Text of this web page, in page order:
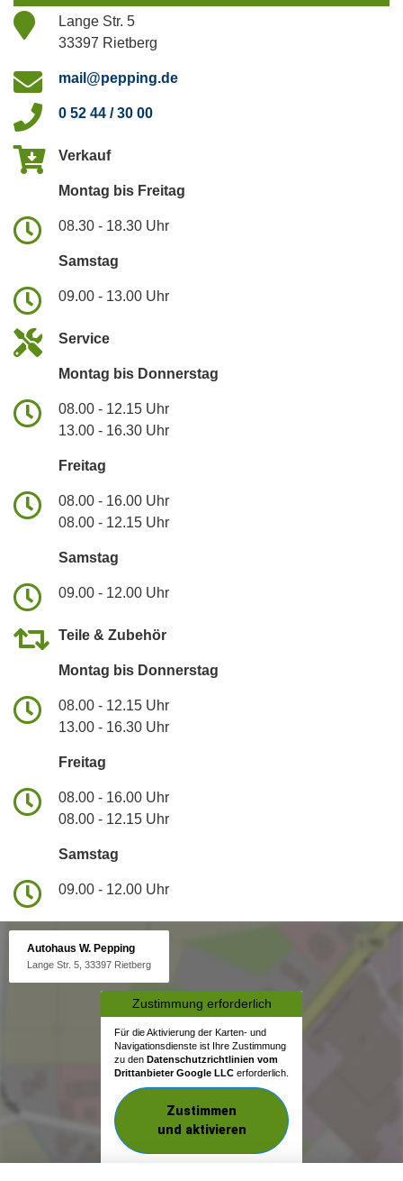
Lange Str. 5
33397 Rietberg
mail@pepping.de
0 52 44 / 30 00
Verkauf
Montag bis Freitag
08.30 - 18.30 Uhr
Samstag
09.00 - 13.00 Uhr
Service
Montag bis Donnerstag
08.00 - 12.15 Uhr
13.00 - 16.30 Uhr
Freitag
08.00 - 16.00 Uhr
08.00 - 12.15 Uhr
Samstag
09.00 - 12.00 Uhr
Teile & Zubehör
Montag bis Donnerstag
08.00 - 12.15 Uhr
13.00 - 16.30 Uhr
Freitag
08.00 - 16.00 Uhr
08.00 - 12.15 Uhr
Samstag
09.00 - 12.00 Uhr
Autohaus W. Pepping
Lange Str. 5, 33397 Rietberg
Zustimmung erforderlich
Für die Aktivierung der Karten- und
Navigationsdienste ist Ihre Zustimmung
zu den Datenschutzrichtlinien vom
Drittanbieter Google LLC erforderlich.
Zustimmen
und aktivieren